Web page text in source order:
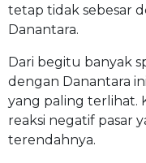
tetap tidak sebesar
Danantara.
Dari begitu banyak
dengan Danantara
yang paling terlihat.
reaksi negatif pasar
terendahnya.